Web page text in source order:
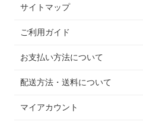
サイトマップ
ご利用ガイド
お支払い方法について
配送方法・送料について
マイアカウント